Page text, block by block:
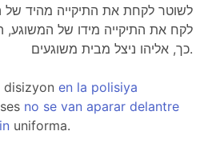
לשוטר לקחת את התיקייה מהיד
לקח את התיקייה מידו של המשוגע,
כך, אליהו ניצל מבית משוגעים.
en la polisiya
no se van aparar delantre
uniforma.